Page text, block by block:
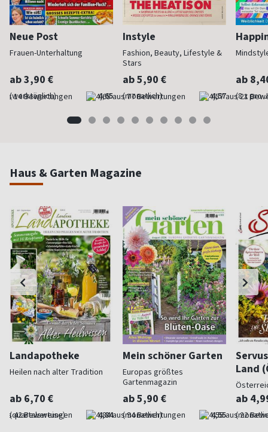
Neue Post
Frauen-Unterhaltung
ab 3,90 €
(werktäglich) 4,65
Instyle
Fashion, Beauty, Lifestyle &
Stars
ab 5,90 €
(monatlich) 4,57
ab
(8 x pro
Haus & Garten Magazine
Landapotheke
Heilen nach alter Tradition
ab 6,70 €
(quartalsweise) 4,84
Mein schöner Garten
Europas größtes
Gartenmagazin
ab 5,90 €
(monatlich) 4,55
Land
ab